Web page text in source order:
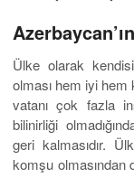
Ülke olarak
olması hem iyi
vatanı çok fazla
bilinirliği
geri kalmasıdır.
komşu olmasından